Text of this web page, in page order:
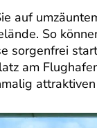
auf
So
sorgenfrei
am